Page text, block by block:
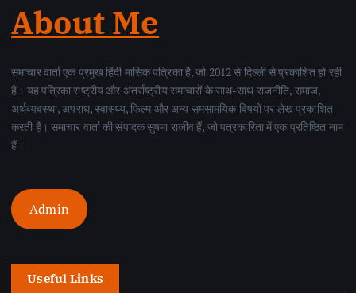
About Me
समाचार वार्ता एक प्रमुख हिंदी मासिक पत्रिका है, जो 2012 से दिल्ली से प्रकाशित हो रही
है। यह पत्रिका राष्ट्रीय और अंतर्राष्ट्रीय समाचारों के साथ-साथ राजनीति, समाज,
अर्थव्यवस्था, अपराध, स्वास्थ्य, फिल्म और अन्य समसामयिक विषयों पर लेख प्रकाशित
करती है। समाचार वार्ता की संपादक सुषमा राजीव हैं, जो पत्रकारिता में एक प्रतिष्ठित नाम
हैं।
Admin
Useful Links